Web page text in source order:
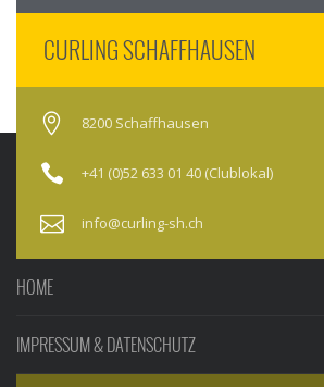
CURLING SCHAFFHAUSEN
8200 Schaffhausen
+41 (0)52 633 01 40 (Clublokal)
info@curling-sh.ch
HOME
IMPRESSUM & DATENSCHUTZ